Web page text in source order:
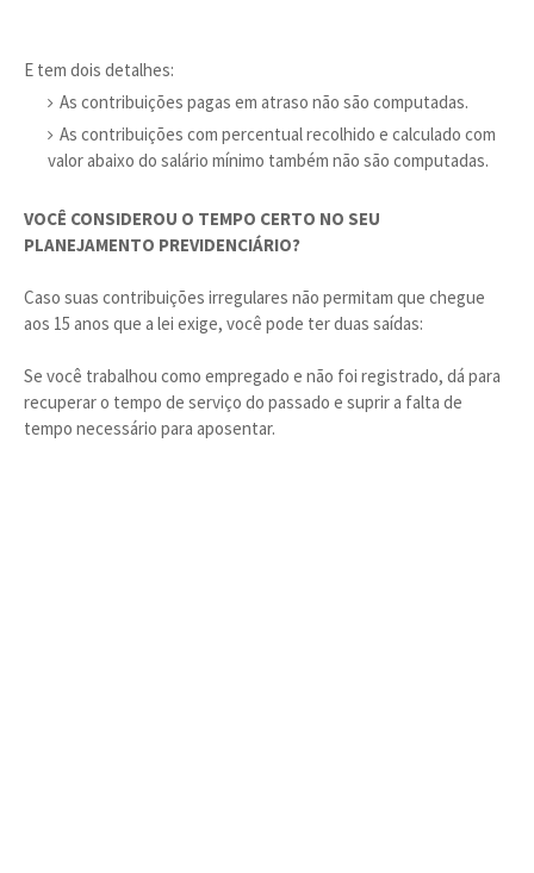
E tem dois detalhes:
As contribuições pagas em atraso não são computadas.
As contribuições com percentual recolhido e calculado com
valor abaixo do salário mínimo também não são computadas.
VOCÊ CONSIDEROU O TEMPO CERTO NO SEU
PLANEJAMENTO PREVIDENCIÁRIO?
Caso suas contribuições irregulares não permitam que chegue
aos 15 anos que a lei exige, você pode ter duas saídas:
Se você trabalhou como empregado e não foi registrado, dá para
recuperar o tempo de serviço do passado e suprir a falta de
tempo necessário para aposentar.